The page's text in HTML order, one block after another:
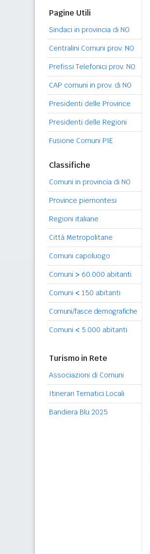
Pagine Utili
Sindaci in provincia di NO
Centralini Comuni prov. NO
Prefissi Telefonici prov. NO
CAP comuni in prov. di NO
Presidenti delle Province
Presidenti delle Regioni
Fusione Comuni PIE
Classifiche
Comuni in provincia di NO
Province piemontesi
Regioni italiane
Città Metropolitane
Comuni capoluogo
Comuni > 60.000 abitanti
Comuni < 150 abitanti
Comuni/fasce demografiche
Comuni < 5.000 abitanti
Turismo in Rete
Associazioni di Comuni
Itinerari Tematici Locali
Bandiera Blu 2025